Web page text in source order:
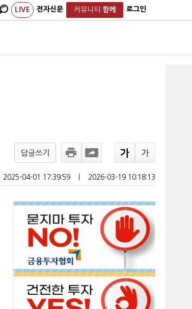
LIVE 전자신문 커뮤니티 함께 로그인
답글쓰기
2025-04-01 17:39:59 2026-03-19 10:18:13